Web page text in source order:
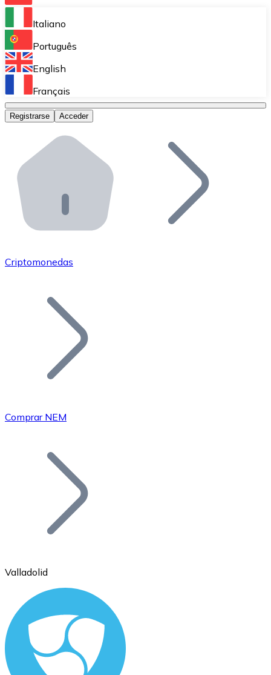
Bitnovo Ramp
Integra nuestra solución en tu plataforma.
Bitnovo Giftcards
Bitnovo OTC
Bitnovo ATM
Integra un ATM Bitnovo en tu negocio y permite que
Bitnovo API
Integra nuestra API en tu ecosistema.
Únete a nuestra red de distribuidores.
Añade tu proyecto a nuestro ecosistema.
Bitcoin
Ethereum
ETH
Italiano
Português
English
Français
Registrarse Acceder
Criptomonedas
Comprar NEM
Valladolid